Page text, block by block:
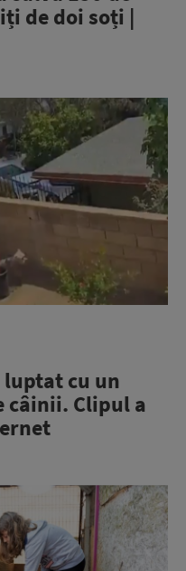
de doi soți |
luptat cu un
câinii. Clipul a